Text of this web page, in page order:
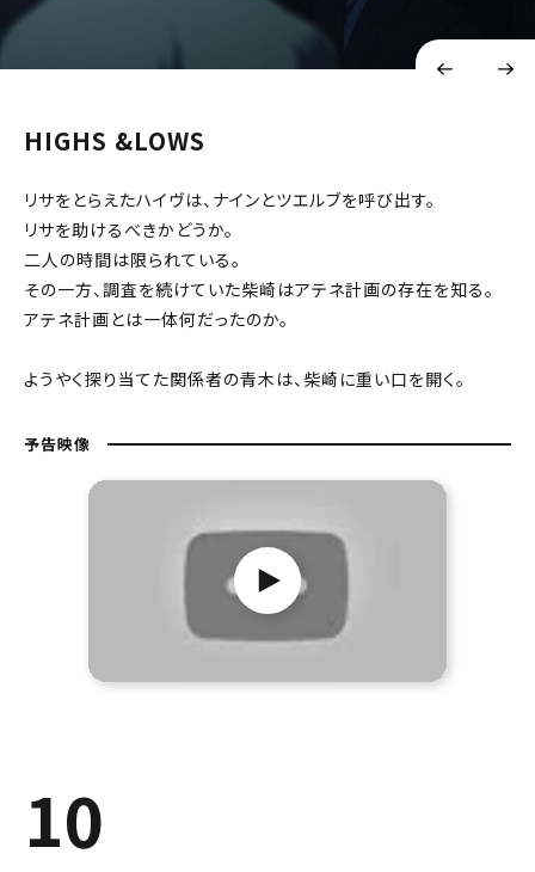
HIGHS &LOWS
リサをとらえたハイヴは、ナインとツエルブを呼び出す。
リサを助けるべきかどうか。
二人の時間は限られている。
その一方、調査を続けていた柴崎はアテネ計画の存在を知る。
アテネ計画とは一体何だったのか。
ようやく探り当てた関係者の青木は、柴崎に重い口を開く。
予告映像
10